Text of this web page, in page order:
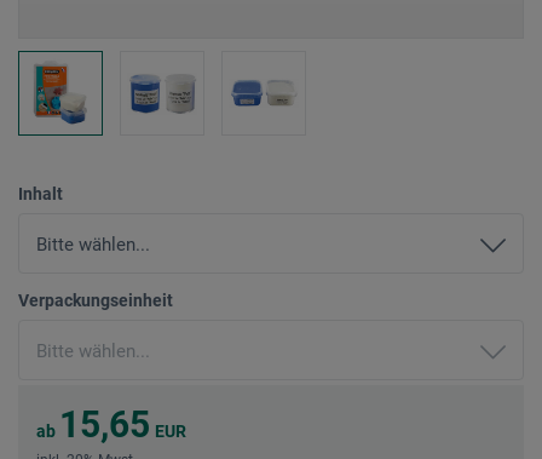
Inhalt
Verpackungseinheit
ab 15,65 EUR